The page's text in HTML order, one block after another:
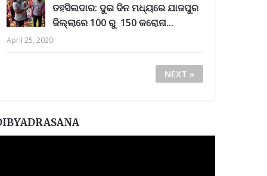
ତହସିଲଦାର: ଦୁଇ ଦିନ ମଧ୍ୟରେ ଯାଜପୁର
ଜିଲ୍ଲାରେ 100 ରୁ 150 କରୋନା...
April 25, 2020
NEXT »